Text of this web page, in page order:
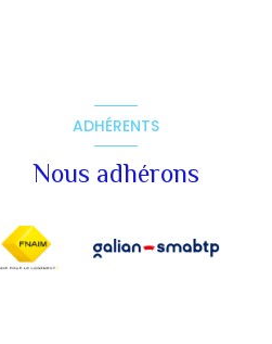
ADHÉRENTS
Nous adhérons